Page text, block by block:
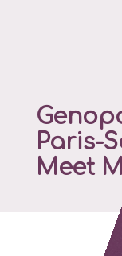
Paris-
Meet